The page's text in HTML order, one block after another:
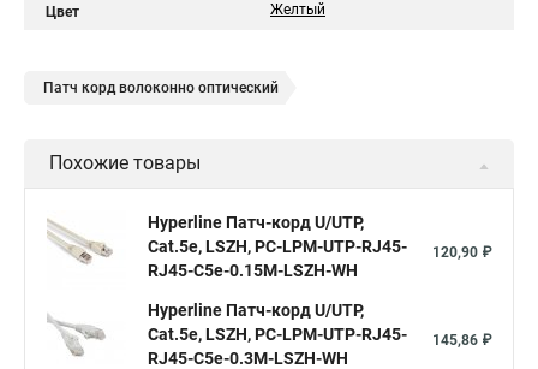
Цвет Желтый
Патч корд волоконно оптический
Похожие товары
Hyperline Патч-корд U/UTP,
Cat.5е, LSZH, PC-LPM-UTP-RJ45-
RJ45-C5e-0.15M-LSZH-WH
120,90 ₽
Hyperline Патч-корд U/UTP,
Cat.5е, LSZH, PC-LPM-UTP-RJ45-
RJ45-C5e-0.3M-LSZH-WH
145,86 ₽